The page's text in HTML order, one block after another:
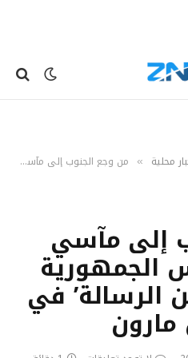
محلية » من وجع الجنوب إلى مآسي طرابلس.. رئيس الجمهورية يستنهض ‘وطن الرسالة’ في ذكرى القديس مارون
إلى مآسي
الجمهورية
في